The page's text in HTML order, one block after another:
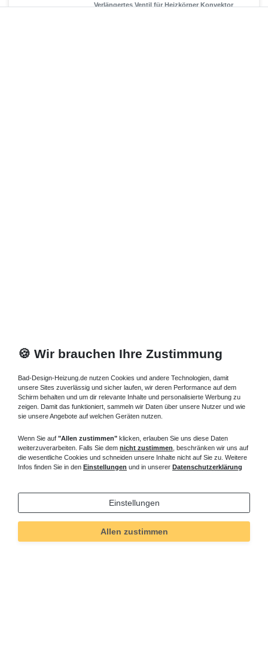
Verlängertes Ventil für Heizkörper Konvektor
🍪 Wir brauchen Ihre Zustimmung
Bad-Design-Heizung.de nutzen Cookies und andere Technologien, damit
unsere Sites zuverlässig und sicher laufen, wir deren Performance auf dem
Schirm behalten und um dir relevante Inhalte und personalisierte Werbung zu
zeigen. Damit das funktioniert, sammeln wir Daten über unsere Nutzer und wie
sie unsere Angebote auf welchen Geräten nutzen.
Wenn Sie auf "Allen zustimmen" klicken, erlauben Sie uns diese Daten
weiterzuverarbeiten. Falls Sie dem nicht zustimmen , beschränken wir uns auf
die wesentliche Cookies und schneiden unsere Inhalte nicht auf Sie zu. Weitere
Infos finden Sie in den Einstellungen und in unserer Datenschutzerklärung
Einstellungen
Allen zustimmen